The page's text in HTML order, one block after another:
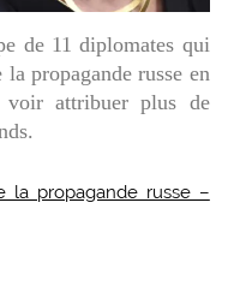
de 11 diplomates qui
propagande russe en
attribuer plus de
la propagande russe –